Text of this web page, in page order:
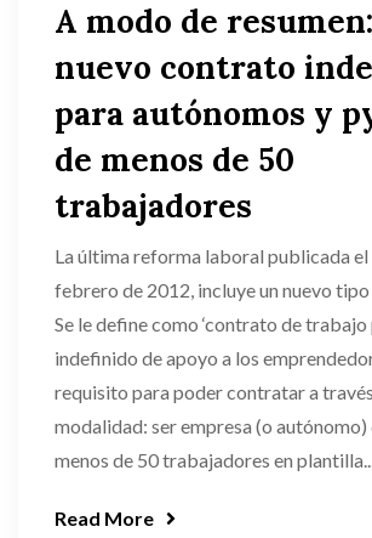
A modo de
nuevo contrato
para autónomos y
de menos de 50
trabajadores
La última reforma laboral publicada el
febrero de 2012, incluye un nuevo
Se le define como ‘contrato de
indefinido de apoyo a los
requisito para poder contratar a
modalidad: ser empresa (o autónomo)
menos de 50 trabajadores en
Read More